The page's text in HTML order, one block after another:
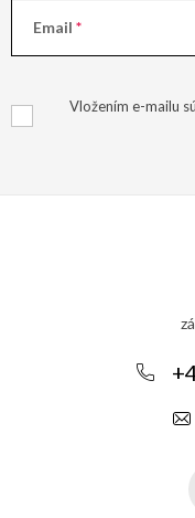
Email
Vložením e-mailu